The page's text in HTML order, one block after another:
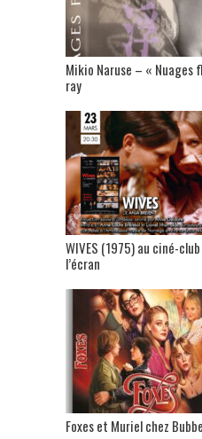
Mikio Naruse – «
ray
WIVES (1975) au ciné-
l’écran
Foxes et Muriel chez